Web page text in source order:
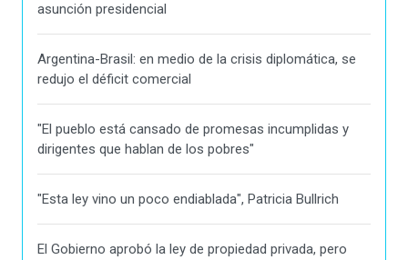
asunción presidencial
Argentina-Brasil: en medio de la crisis diplomática, se
redujo el déficit comercial
"El pueblo está cansado de promesas incumplidas y
dirigentes que hablan de los pobres"
"Esta ley vino un poco endiablada", Patricia Bullrich
El Gobierno aprobó la ley de propiedad privada, pero